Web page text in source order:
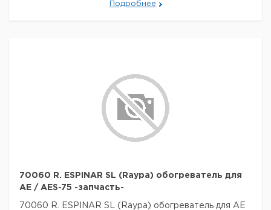
Подробнее
70060 R. ESPINAR SL (Raypa) обогреватель для
AE / AES-75 -запчасть-
70060 R. ESPINAR SL (Raypa) обогреватель для AE